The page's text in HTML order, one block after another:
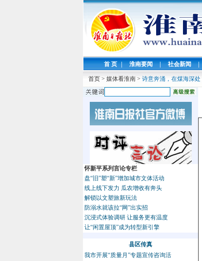
首 页 | 淮南要闻 | 社会新闻 |
首页 > 媒体看淮南 > 诗意奔涌，在煤海深处
怀新平系列言论专栏
盘“旧”塑“新”增加城市文体活动
线上线下发力 瓜农增收有奔头
解锁以文塑旅新玩法
防溺水就该拉“网”出实招
沉浸式体验调研 让服务更有温度
让“闲置屋顶”成为转型新引擎
县区传真
我市开展“质量月”专题宣传咨询活